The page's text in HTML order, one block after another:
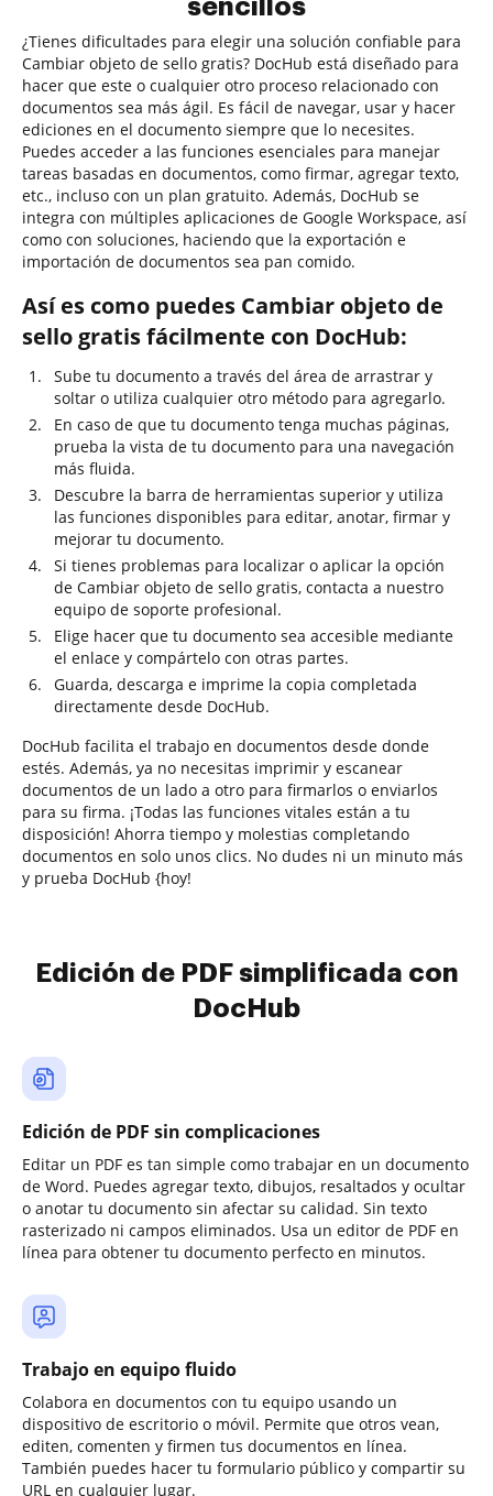
sencillos
¿Tienes dificultades para elegir una solución confiable para
Cambiar objeto de sello gratis? DocHub está diseñado para
hacer que este o cualquier otro proceso relacionado con
documentos sea más ágil. Es fácil de navegar, usar y hacer
ediciones en el documento siempre que lo necesites.
Puedes acceder a las funciones esenciales para manejar
tareas basadas en documentos, como firmar, agregar texto,
etc., incluso con un plan gratuito. Además, DocHub se
integra con múltiples aplicaciones de Google Workspace, así
como con soluciones, haciendo que la exportación e
importación de documentos sea pan comido.
Así es como puedes Cambiar objeto de
sello gratis fácilmente con DocHub:
Sube tu documento a través del área de arrastrar y
soltar o utiliza cualquier otro método para agregarlo.
En caso de que tu documento tenga muchas páginas,
prueba la vista de tu documento para una navegación
más fluida.
Descubre la barra de herramientas superior y utiliza
las funciones disponibles para editar, anotar, firmar y
mejorar tu documento.
Si tienes problemas para localizar o aplicar la opción
de Cambiar objeto de sello gratis, contacta a nuestro
equipo de soporte profesional.
Elige hacer que tu documento sea accesible mediante
el enlace y compártelo con otras partes.
Guarda, descarga e imprime la copia completada
directamente desde DocHub.
DocHub facilita el trabajo en documentos desde donde
estés. Además, ya no necesitas imprimir y escanear
documentos de un lado a otro para firmarlos o enviarlos
para su firma. ¡Todas las funciones vitales están a tu
disposición! Ahorra tiempo y molestias completando
documentos en solo unos clics. No dudes ni un minuto más
y prueba DocHub {hoy!
Edición de PDF simplificada con
DocHub
Edición de PDF sin complicaciones
Editar un PDF es tan simple como trabajar en un documento
de Word. Puedes agregar texto, dibujos, resaltados y ocultar
o anotar tu documento sin afectar su calidad. Sin texto
rasterizado ni campos eliminados. Usa un editor de PDF en
línea para obtener tu documento perfecto en minutos.
Trabajo en equipo fluido
Colabora en documentos con tu equipo usando un
dispositivo de escritorio o móvil. Permite que otros vean,
editen, comenten y firmen tus documentos en línea.
También puedes hacer tu formulario público y compartir su
URL en cualquier lugar.